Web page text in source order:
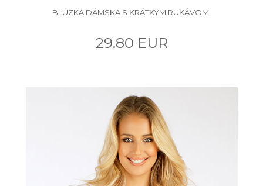
BLÚZKA DÁMSKA S KRÁTKYM RUKÁVOM.
29.80 EUR